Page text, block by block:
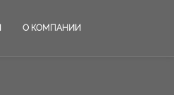
О КОМПАНИИ